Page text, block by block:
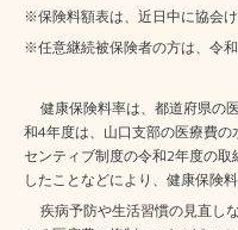
※保険料額表は、近日中に協会
※任意継続被保険者の方は、令和
健康保険料率は、都道府県の
和4年度は、山口支部の医療費
センティブ制度の令和2年度の取
したことなどにより、健康保険
疾病予防や生活習慣の見直し